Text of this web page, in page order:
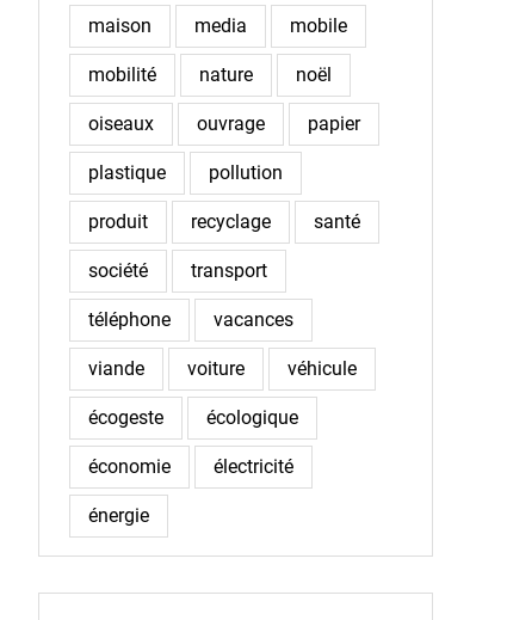
maison media mobile
mobilité nature noël
oiseaux ouvrage papier
plastique pollution
produit recyclage santé
société transport
téléphone vacances
viande voiture véhicule
écogeste écologique
économie électricité
énergie